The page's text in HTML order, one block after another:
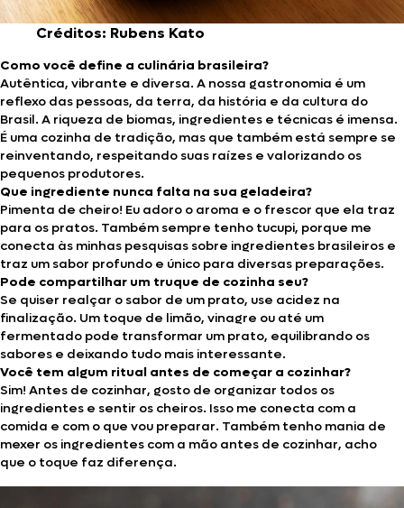
Créditos: Rubens Kato
Como você define a culinária brasileira?
Autêntica, vibrante e diversa. A nossa gastronomia é um
reflexo das pessoas, da terra, da história e da cultura do
Brasil. A riqueza de biomas, ingredientes e técnicas é imensa.
É uma cozinha de tradição, mas que também está sempre se
reinventando, respeitando suas raízes e valorizando os
pequenos produtores.
Que ingrediente nunca falta na sua geladeira?
Pimenta de cheiro! Eu adoro o aroma e o frescor que ela traz
para os pratos. Também sempre tenho tucupi, porque me
conecta às minhas pesquisas sobre ingredientes brasileiros e
traz um sabor profundo e único para diversas preparações.
Pode compartilhar um truque de cozinha seu?
Se quiser realçar o sabor de um prato, use acidez na
finalização. Um toque de limão, vinagre ou até um
fermentado pode transformar um prato, equilibrando os
sabores e deixando tudo mais interessante.
Você tem algum ritual antes de começar a cozinhar?
Sim! Antes de cozinhar, gosto de organizar todos os
ingredientes e sentir os cheiros. Isso me conecta com a
comida e com o que vou preparar. Também tenho mania de
mexer os ingredientes com a mão antes de cozinhar, acho
que o toque faz diferença.